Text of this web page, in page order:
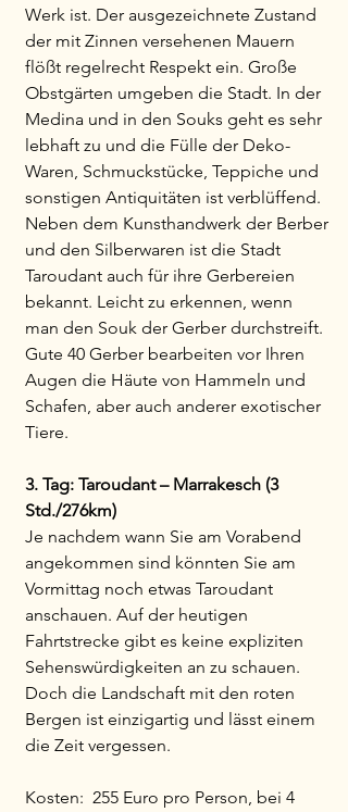
Werk ist. Der ausgezeichnete Zustand
der mit Zinnen versehenen Mauern
flößt regelrecht Respekt ein. Große
Obstgärten umgeben die Stadt. In der
Medina und in den Souks geht es sehr
lebhaft zu und die Fülle der Deko-
Waren, Schmuckstücke, Teppiche und
sonstigen Antiquitäten ist verblüffend.
Neben dem Kunsthandwerk der Berber
und den Silberwaren ist die Stadt
Taroudant auch für ihre Gerbereien
bekannt. Leicht zu erkennen, wenn
man den Souk der Gerber durchstreift.
Gute 40 Gerber bearbeiten vor Ihren
Augen die Häute von Hammeln und
Schafen, aber auch anderer exotischer
Tiere.
3. Tag: Taroudant – Marrakesch (3
Std./276km)
Je nachdem wann Sie am Vorabend
angekommen sind könnten Sie am
Vormittag noch etwas Taroudant
anschauen. Auf der heutigen
Fahrtstrecke gibt es keine expliziten
Sehenswürdigkeiten an zu schauen.
Doch die Landschaft mit den roten
Bergen ist einzigartig und lässt einem
die Zeit vergessen.
Kosten: 255 Euro pro Person, bei 4